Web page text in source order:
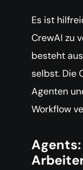
Es ist
CrewAI zu
besteht
selbst. Die
Agenten
Workflow